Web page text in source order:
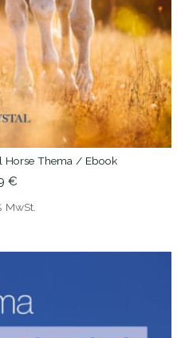
Horse Thema / Ebook
€
MwSt.